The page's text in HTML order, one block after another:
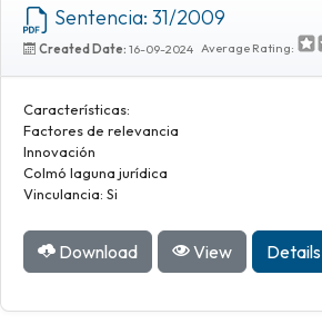
Sentencia: 31/2009
Created Date: 16-09-2024 Average Rating:
Características:
Factores de relevancia
Innovación
Colmó laguna jurídica
Vinculancia: Si
Download View Details